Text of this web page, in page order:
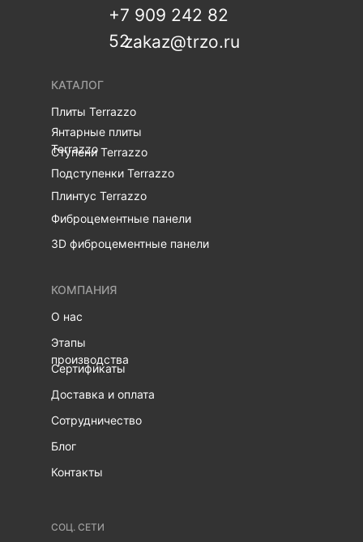
КОМПАНИЯ
КАТАЛОГ
Плиты Terrazzo
Янтарные плиты
Terrazzo
Ступени Terrazzo
Подступенки Terrazzo
Плинтус Terrazzo
О нас
Этапы
производства
Сертификаты
Доставка и оплата
Сотрудничество
Блог
Контакты
zakaz@trzo.ru
+7 909 242 82
52
СОЦ. СЕТИ
Фиброцементные панели
3D фиброцементные панели